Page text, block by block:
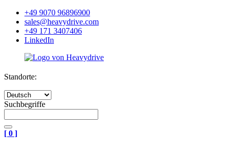
+49 9070 96896900
sales@heavydrive.com
+49 171 3407406
LinkedIn
Standorte:
Suchbegriffe
[ 0 ]